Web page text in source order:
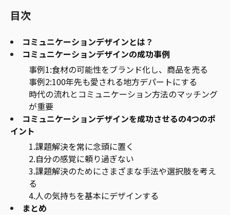
目次
コミュニケーションデザインとは？
コミュニケーションデザインの成功事例
事例1:食材の可能性をブランド化し、商品を売る
事例2:100年先も愛される地方デパートにする
時代の流れとコミュニケーション方法のマッチング
が重要
コミュニケーションデザインを成功させるの4つのポ
イント
1.課題解決を常に念頭に置く
2.自分の感覚に頼り過ぎない
3.課題解決のためにさまざまな手法や選択肢を考え
る
4.人の気持ちを基本にデザインする
まとめ